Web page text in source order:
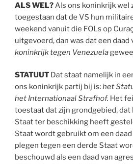
ALSWEL?Als ons koninkrijk wel
toegestaan dat de VS hun
weekend vanuit die FOLs op
uitgevoerd, dan was dat een daad
koninkrijk tegen Venezuela
STATUUT Dat staat namelijk in
ons koninkrijk partij bij is:het
het Internationaal Strafhof. Het
toestaat dat zijn grondgebied, dat
Staat ter beschikking heeft
Staat wordt gebruikt om een
plegen tegen een derde Staat
beschouwd als een daad van